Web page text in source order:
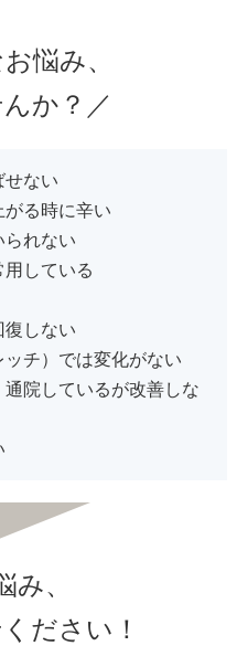
悩み、
か？／
せない
る時に辛い
られない
している
復しない
チ）では変化がない
院しているが改善しな
み、
ださい！